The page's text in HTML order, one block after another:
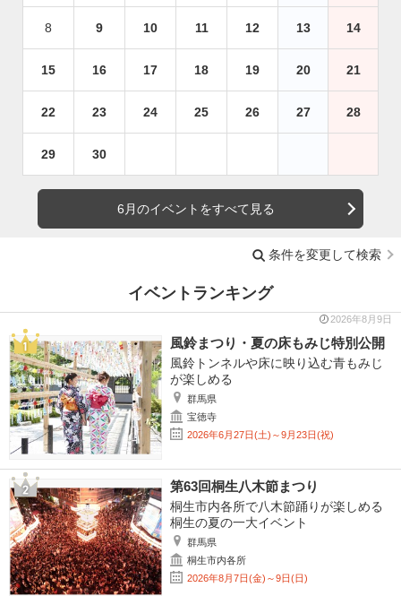
8 9 10 11 12 13 14
15 16 17 18 19 20 21
22 23 24 25 26 27 28
29 30
6月のイベントをすべて見る
条件を変更して検索
イベントランキング
2026年8月9日
風鈴まつり・夏の床もみじ特別公開
風鈴トンネルや床に映り込む青もみじ
が楽しめる
群馬県
宝徳寺
2026年6月27日(土)～9月23日(祝)
第63回桐生八木節まつり
桐生市内各所で八木節踊りが楽しめる
桐生の夏の一大イベント
群馬県
桐生市内各所
2026年8月7日(金)～9日(日)